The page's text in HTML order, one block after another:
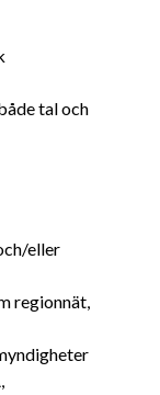
tal och
eller
regionnät,